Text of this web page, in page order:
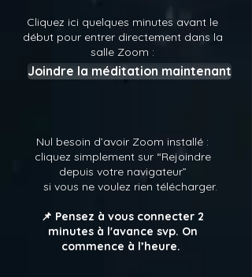
Cliquez ici quelques minutes avant le
début pour entrer directement dans la
salle Zoom :
Nul besoin d’avoir Zoom installé :
cliquez simplement sur “Rejoindre
depuis votre navigateur”
si vous ne voulez rien télécharger.
📌 Pensez à vous connecter 2
minutes à l'avance svp. On
commence à l’heure.
Joindre la méditation maintenant